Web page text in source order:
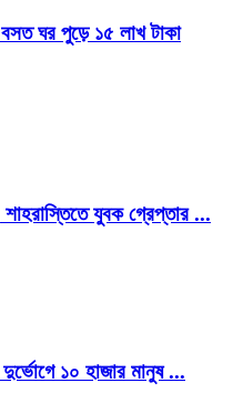
ঘর পুড়ে ১৫ লাখ টাকা
যুবক গ্রেপ্তার ...
১০ হাজার মানুষ ...